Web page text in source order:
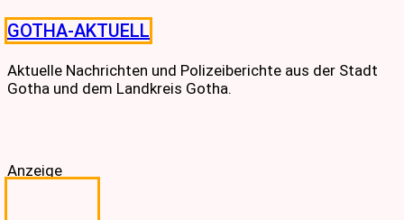
Skip
to
content
GOTHA-AKTUELL
Aktuelle Nachrichten und Polizeiberichte aus der Stadt
Gotha und dem Landkreis Gotha.
Anzeige